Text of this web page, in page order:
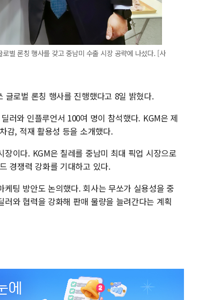
벌 론칭 행사를 갖고 중남미 수출 시장 공략에 나섰다. [사
글로벌 론칭 행사를 진행했다고 8일 밝혔다.
러와 인플루언서 100여 명이 참석했다. KGM은 제
감, 적재 활용성 등을 소개했다.
이다. KGM은 칠레를 중남미 최대 픽업 시장으로
경쟁력 강화를 기대하고 있다.
팅 방안도 논의했다. 회사는 무쏘가 실용성을 중
와 협력을 강화해 판매 물량을 늘려간다는 계획